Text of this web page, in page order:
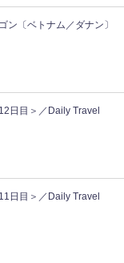
ン〔ベトナム／ダナン〕
日目＞／Daily Travel
日目＞／Daily Travel